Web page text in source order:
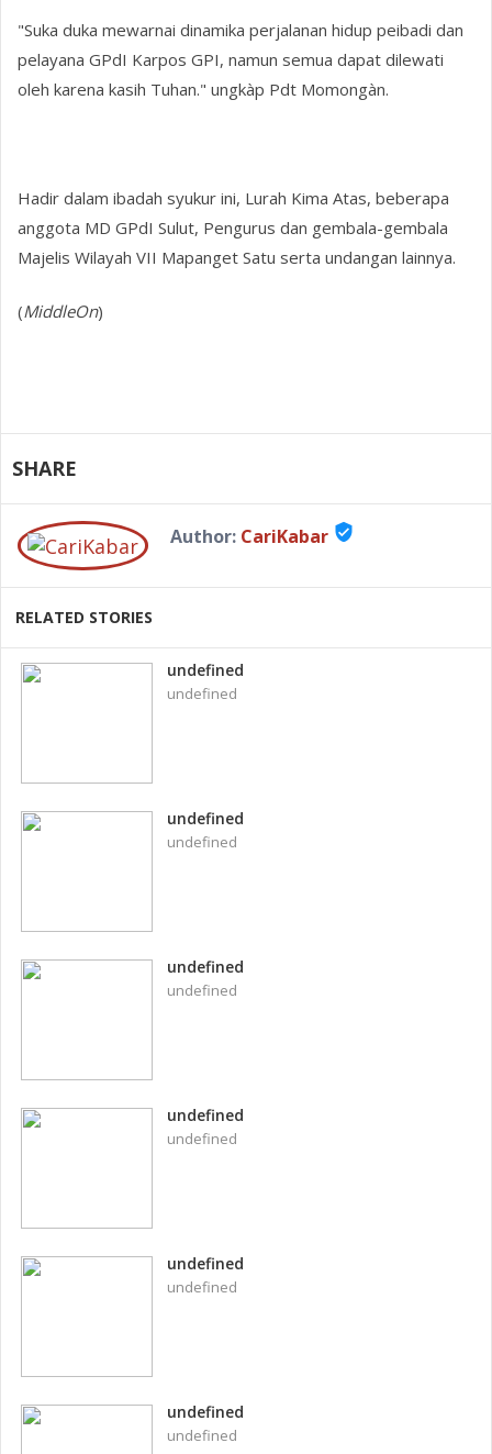
"Suka duka mewarnai dinamika perjalanan hidup peibadi dan
pelayana GPdI Karpos GPI, namun semua dapat dilewati
oleh karena kasih Tuhan." ungkàp Pdt Momongàn.
Hadir dalam ibadah syukur ini, Lurah Kima Atas, beberapa
anggota MD GPdI Sulut, Pengurus dan gembala-gembala
Majelis Wilayah VII Mapanget Satu serta undangan lainnya.
(MiddleOn)
SHARE
Author: CariKabar verified_user
RELATED STORIES
undefined
undefined
undefined
undefined
undefined
undefined
undefined
undefined
undefined
undefined
undefined
undefined